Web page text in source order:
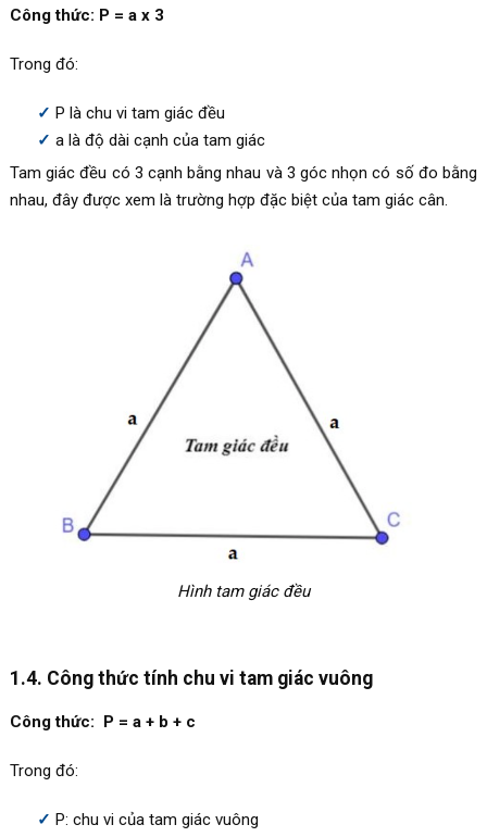
Công thức: P = a x 3
Trong đó:
P là chu vi tam giác đều
a là độ dài cạnh của tam giác
Tam giác đều có 3 cạnh bằng nhau và 3 góc nhọn có số đo bằng
nhau, đây được xem là trường hợp đặc biệt của tam giác cân.
Hình tam giác đều
1.4. Công thức tính chu vi tam giác vuông
Công thức: P = a + b + c
Trong đó:
P: chu vi của tam giác vuông